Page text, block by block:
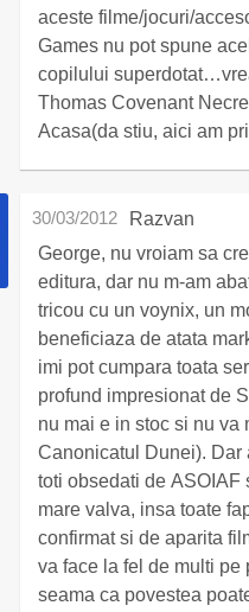
aceste filme/jocuri/
Games nu pot spune
copilului superdotat…vreau noutati: Prima Lege, Zorii Noptii,
Thomas Covenant
Acasa(da stiu, aici am
Razvan
30/03/2012
George, nu vroiam sa
editura, dar nu m-am
tricou cu un voynix, un
beneficiaza de atata
imi pot cumpara toata
profund impresionat de
nu mai e in stoc si nu va
Canonicatul Dunei). Dar
toti obsedati de ASOIAF
mare valva, insa toate
confirmat si de aparita
va face la fel de multi pe
seama ca povestea